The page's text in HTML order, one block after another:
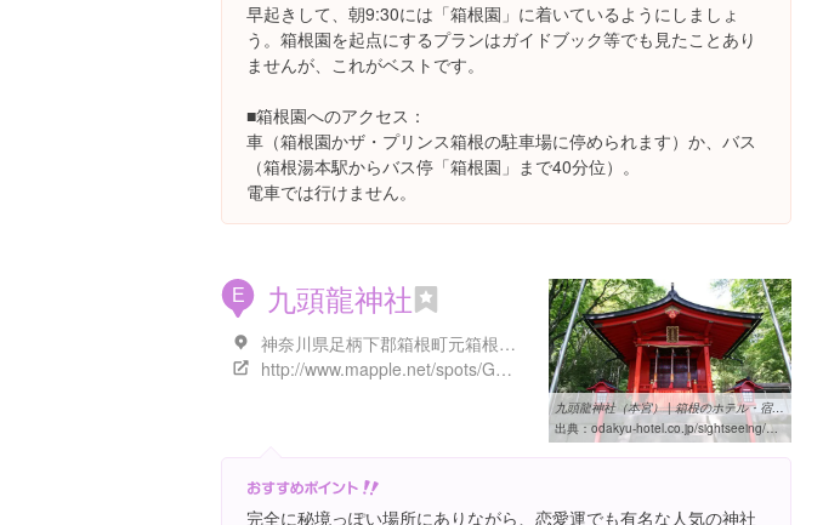
早起きして、朝9:30には「箱根園」に着いているようにしましょ
う。箱根園を起点にするプランはガイドブック等でも見たことあり
ませんが、これがベストです。
■箱根園へのアクセス：
車（箱根園かザ・プリンス箱根の駐車場に停められます）か、バス
（箱根湯本駅からバス停「箱根園」まで40分位）。
電車では行けません。
E 九頭龍神社
神奈川県足柄下郡箱根町元箱根８０-１
http://www.mapple.net/spots/G01401400901.htm
九頭龍神社（本宮） | 箱根のホテル・宿を運営する小田急リゾーツの箱根
出典： odakyu-hotel.co.jp/sightseeing/%E7%AE%B1%E6%A0%B9%E3%81%AE%E8%A6%B3%E5%85%89%E6%96%BD%E8%A8%AD/%E4%B9%9D%E9%A0%AD%E9%BE%8D%E7%A5%9E%E7%A4%BE
完全に秘境っぽい場所にありながら、恋愛運でも有名な人気の神社